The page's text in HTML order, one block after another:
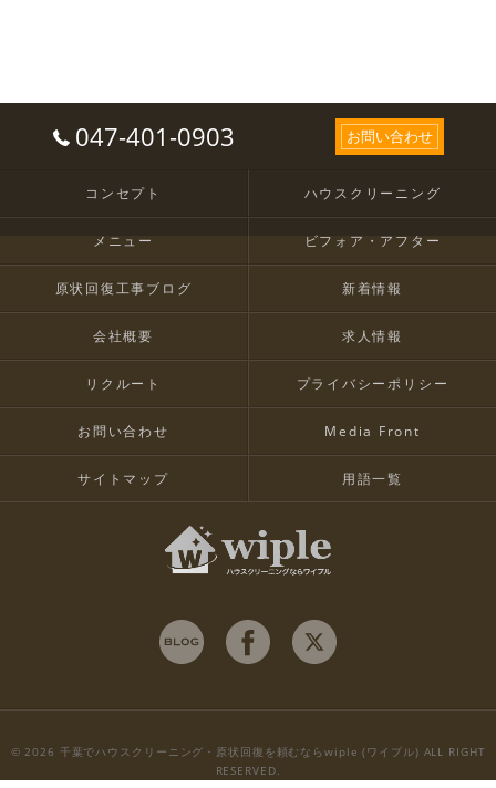
047-401-0903 お問い合わせ
コンセプト ハウスクリーニング
メニュー ビフォア・アフター
原状回復工事ブログ 新着情報
会社概要 求人情報
リクルート プライバシーポリシー
お問い合わせ Media Front
サイトマップ 用語一覧
© 2026 千葉でハウスクリーニング・原状回復を頼むならwiple (ワイプル) ALL RIGHT
RESERVED.